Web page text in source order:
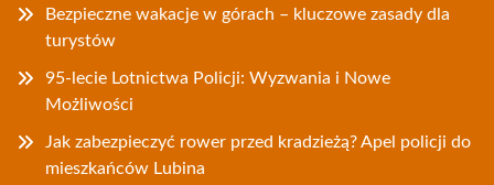
Bezpieczne wakacje w górach – kluczowe zasady dla
turystów
95-lecie Lotnictwa Policji: Wyzwania i Nowe
Możliwości
Jak zabezpieczyć rower przed kradzieżą? Apel policji do
mieszkańców Lubina